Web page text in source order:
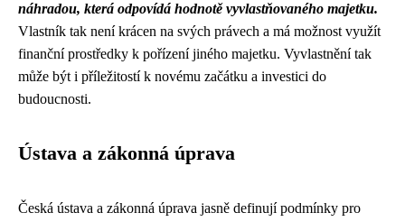
náhradou, která odpovídá hodnotě vyvlastňovaného majetku.
Vlastník tak není krácen na svých právech a má možnost využít
finanční prostředky k pořízení jiného majetku. Vyvlastnění tak
může být i příležitostí k novému začátku a investici do
budoucnosti.
Ústava a zákonná úprava
Česká ústava a zákonná úprava jasně definují podmínky pro